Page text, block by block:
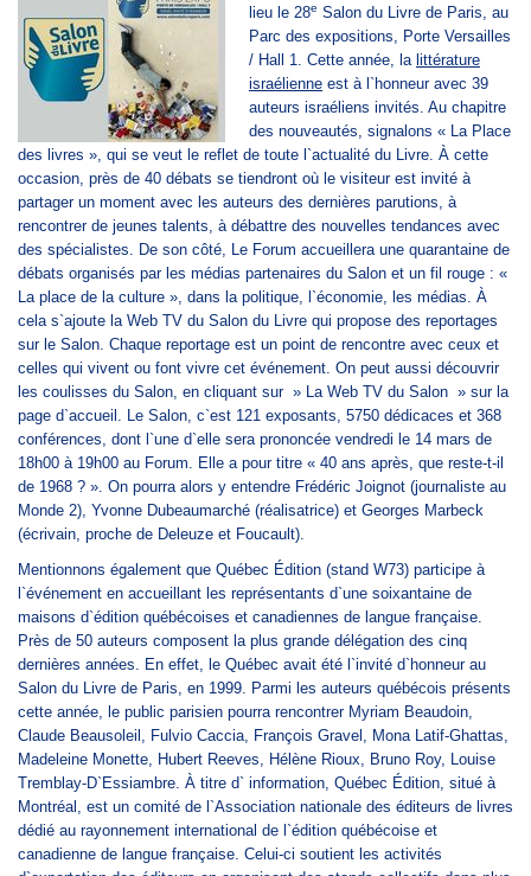
lieu le 28e Salon du Livre de Paris, au
Parc des expositions, Porte Versailles
/ Hall 1. Cette année, la littérature
israélienne est à l`honneur avec 39
auteurs israéliens invités. Au chapitre
des nouveautés, signalons « La Place
des livres », qui se veut le reflet de toute l`actualité du Livre. À cette
occasion, près de 40 débats se tiendront où le visiteur est invité à
partager un moment avec les auteurs des dernières parutions, à
rencontrer de jeunes talents, à débattre des nouvelles tendances avec
des spécialistes. De son côté, Le Forum accueillera une quarantaine de
débats organisés par les médias partenaires du Salon et un fil rouge : «
La place de la culture », dans la politique, l`économie, les médias. À
cela s`ajoute la Web TV du Salon du Livre qui propose des reportages
sur le Salon. Chaque reportage est un point de rencontre avec ceux et
celles qui vivent ou font vivre cet événement. On peut aussi découvrir
les coulisses du Salon, en cliquant sur » La Web TV du Salon » sur la
page d`accueil. Le Salon, c`est 121 exposants, 5750 dédicaces et 368
conférences, dont l`une d`elle sera prononcée vendredi le 14 mars de
18h00 à 19h00 au Forum. Elle a pour titre « 40 ans après, que reste-t-il
de 1968 ? ». On pourra alors y entendre Frédéric Joignot (journaliste au
Monde 2), Yvonne Dubeaumarché (réalisatrice) et Georges Marbeck
(écrivain, proche de Deleuze et Foucault).
Mentionnons également que Québec Édition (stand W73) participe à
l`événement en accueillant les représentants d`une soixantaine de
maisons d`édition québécoises et canadiennes de langue française.
Près de 50 auteurs composent la plus grande délégation des cinq
dernières années. En effet, le Québec avait été l`invité d`honneur au
Salon du Livre de Paris, en 1999. Parmi les auteurs québécois présents
cette année, le public parisien pourra rencontrer Myriam Beaudoin,
Claude Beausoleil, Fulvio Caccia, François Gravel, Mona Latif-Ghattas,
Madeleine Monette, Hubert Reeves, Hélène Rioux, Bruno Roy, Louise
Tremblay-D`Essiambre. À titre d` information, Québec Édition, situé à
Montréal, est un comité de l`Association nationale des éditeurs de livres
dédié au rayonnement international de l`édition québécoise et
canadienne de langue française. Celui-ci soutient les activités